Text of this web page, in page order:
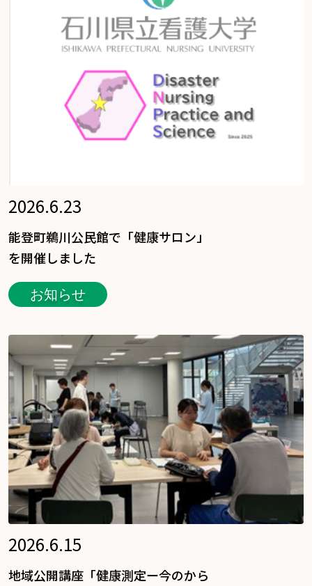
2026.6.23
能登町鵜川公民館で「健康サロン」
を開催しました
お知らせ
2026.6.15
地域公開講座「健康測定ー今のから